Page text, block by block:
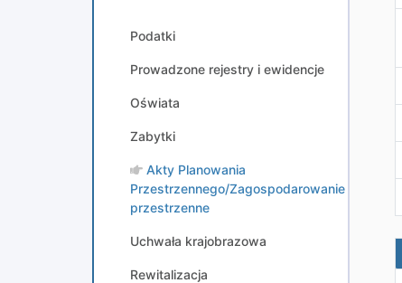
Podatki
Prowadzone rejestry i ewidencje
Oświata
Zabytki
Akty Planowania
Przestrzennego/Zagospodarowanie
przestrzenne
Uchwała krajobrazowa
Rewitalizacja